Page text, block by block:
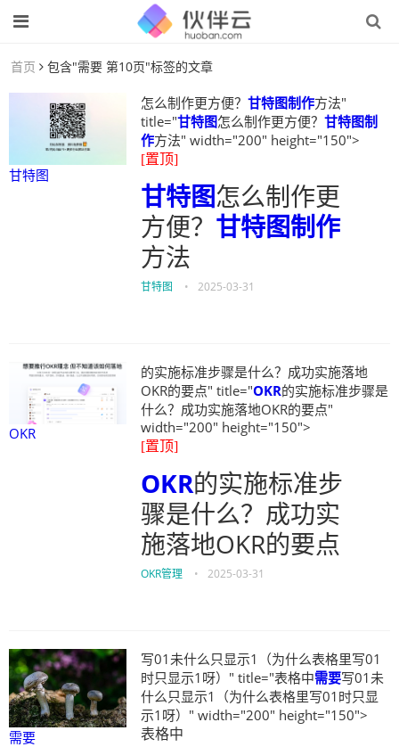
首页 包含"需要 第10页"标签的文章
甘特图
怎么制作更方便？ 甘特图制作方法"
title="甘特图怎么制作更方便？ 甘特图制
作方法" width="200" height="150">
[置顶]
甘特图怎么制作更
方便？ 甘特图制作
方法
甘特图 • 2025-03-31
OKR
的实施标准步骤是什么？成功实施落地
OKR的要点" title="OKR的实施标准步骤是
什么？成功实施落地OKR的要点"
width="200" height="150">
[置顶]
OKR的实施标准步
骤是什么？成功实
施落地OKR的要点
OKR管理 • 2025-03-31
需要
写01未什么只显示1（为什么表格里写01
时只显示1呀）" title="表格中需要写01未
什么只显示1（为什么表格里写01时只显
示1呀）" width="200" height="150">
表格中